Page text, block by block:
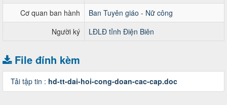
Cơ quan ban hành
Ban Tuyên giáo - Nữ công
Người ký
LĐLĐ tỉnh Điện Biên
File đính kèm
Tải tập tin : hd-tt-dai-hoi-cong-doan-cac-cap.doc